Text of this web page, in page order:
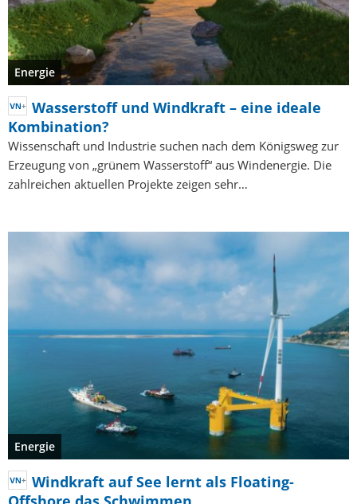
Energie
Wasserstoff und Windkraft – eine ideale
Kombination?
Wissenschaft und Industrie suchen nach dem Königsweg zur
Erzeugung von „grünem Wasserstoff“ aus Windenergie. Die
zahlreichen aktuellen Projekte zeigen sehr…
Energie
Windkraft auf See lernt als Floating-